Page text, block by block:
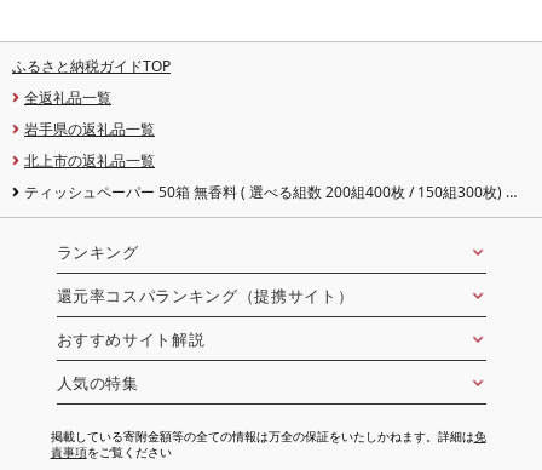
ふるさと納税ガイドTOP
全返礼品一覧
岩手県の返礼品一覧
北上市の返礼品一覧
ティッシュペーパー 50箱 無香料 ( 選べる組数 200組400枚 / 150組300枚) ナ
ランキング
還元率コスパランキング（提携サイト）
おすすめサイト解説
人気の特集
掲載している寄附金額等の全ての情報は万全の保証をいたしかねます。詳細は免
責事項をご覧ください